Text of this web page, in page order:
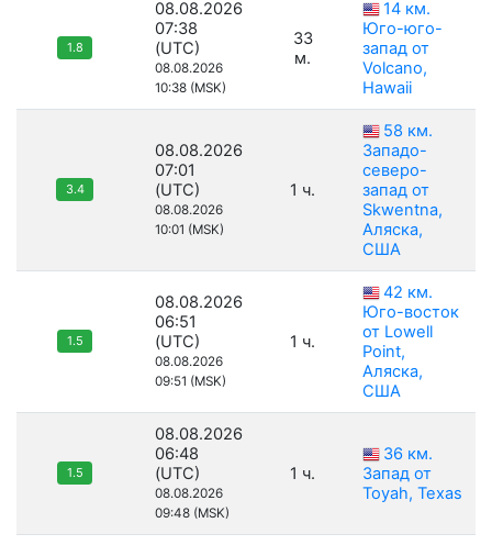
1.8
08.08.2026
07:38
(UTC)
08.08.2026
10:38 (MSK)
33
м.
14 км.
Юго-юго-
запад от
Volcano,
Hawaii
3.4
08.08.2026
07:01
(UTC)
08.08.2026
10:01 (MSK)
1 ч.
58 км.
Западо-
северо-
запад от
Skwentna,
Аляска,
США
1.5
08.08.2026
06:51
(UTC)
08.08.2026
09:51 (MSK)
1 ч.
42 км.
Юго-восток
от Lowell
Point,
Аляска,
США
1.5
08.08.2026
06:48
(UTC)
08.08.2026
09:48 (MSK)
1 ч.
36 км.
Запад от
Toyah, Texas